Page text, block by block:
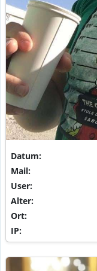
Datum:
Mail:
User:
Alter:
Ort:
IP: